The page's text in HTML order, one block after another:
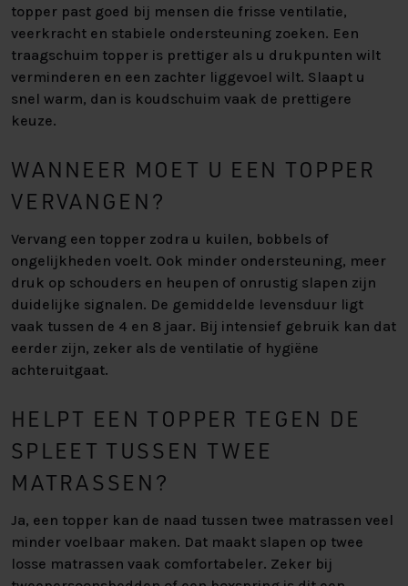
topper past goed bij mensen die frisse ventilatie,
veerkracht en stabiele ondersteuning zoeken. Een
traagschuim topper is prettiger als u drukpunten wilt
verminderen en een zachter liggevoel wilt. Slaapt u
snel warm, dan is koudschuim vaak de prettigere
keuze.
WANNEER MOET U EEN TOPPER
VERVANGEN?
Vervang een topper zodra u kuilen, bobbels of
ongelijkheden voelt. Ook minder ondersteuning, meer
druk op schouders en heupen of onrustig slapen zijn
duidelijke signalen. De gemiddelde levensduur ligt
vaak tussen de 4 en 8 jaar. Bij intensief gebruik kan dat
eerder zijn, zeker als de ventilatie of hygiëne
achteruitgaat.
HELPT EEN TOPPER TEGEN DE
SPLEET TUSSEN TWEE
MATRASSEN?
Ja, een topper kan de naad tussen twee matrassen veel
minder voelbaar maken. Dat maakt slapen op twee
losse matrassen vaak comfortabeler. Zeker bij